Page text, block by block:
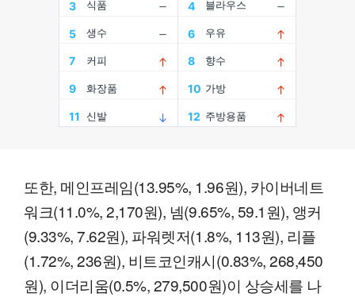
또한, 메인프레임(13.95%, 1.96원), 카이버네트
워크(11.0%, 2,170원), 넴(9.65%, 59.1원), 앵커
(9.33%, 7.62원), 파워렛저(1.8%, 113원), 리플
(1.72%, 236원), 비트코인캐시(0.83%, 268,450
원), 이더리움(0.5%, 279,500원)이 상승세를 나